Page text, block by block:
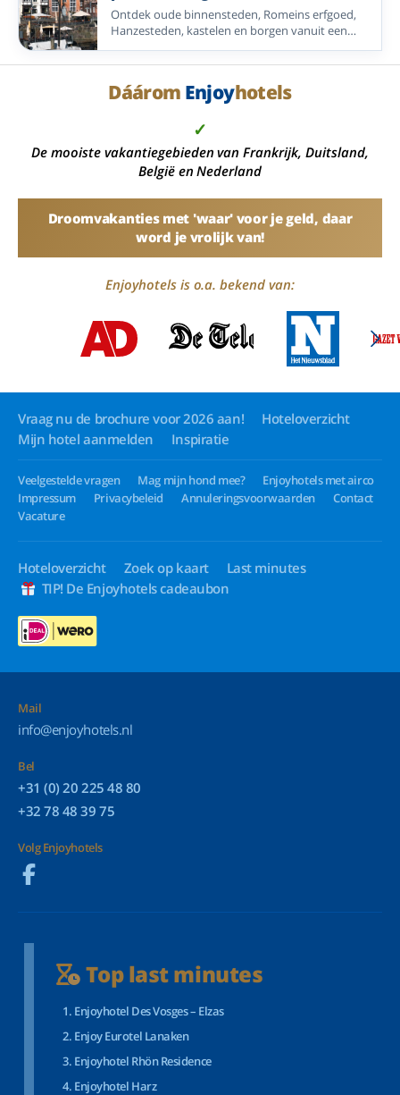
Ontdek oude binnensteden, Romeins erfgoed,
Hanzesteden, kastelen en borgen vanuit een
selectie Enjoyhotels in Nederland, België,
Duitsland en Frankrijk.
Dáárom Enjoyhotels
✓
De mooiste vakantiegebieden van Frankrijk, Duitsland,
België en Nederland
Droomvakanties met 'waar' voor je geld, daar
word je vrolijk van!
Enjoyhotels is o.a. bekend van:
Vraag nu de brochure voor 2026 aan!
Hoteloverzicht
Mijn hotel aanmelden
Inspiratie
Veelgestelde vragen Mag mijn hond mee?
Enjoyhotels met airco
Impressum
Privacybeleid Annuleringsvoorwaarden
Contact
Vacature
Hoteloverzicht Zoek op kaart
Last minutes
TIP! De Enjoyhotels cadeaubon
Mail
info@enjoyhotels.nl
Bel
+31 (0) 20 225 48 80
+32 78 48 39 75
Volg Enjoyhotels
Top last minutes
Enjoyhotel Des Vosges – Elzas
Enjoy Eurotel Lanaken
Enjoyhotel Rhön Residence
Enjoyhotel Harz